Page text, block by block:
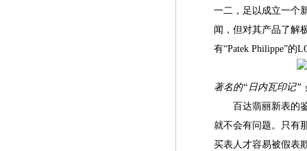
一二，足以成立一个
闻，但对其产品了解
有“Patek Philippe”的
著名的“日内瓦印记”
百达翡丽新表的鉴
就不会有问题。只有
买表人才容易被假表